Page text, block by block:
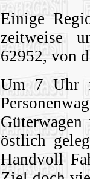
Einige
zeitweise
62952, von
Um 7 Uhr
östlich
Handvoll